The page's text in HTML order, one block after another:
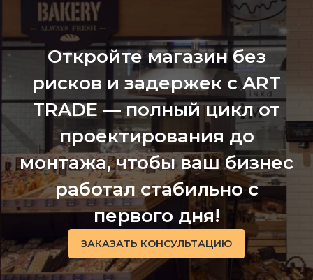
Откройте магазин без
рисков и задержек с ART
TRADE — полный цикл от
проектирования до
монтажа, чтобы ваш бизнес
работал стабильно с
первого дня!
ЗАКАЗАТЬ КОНСУЛЬТАЦИЮ